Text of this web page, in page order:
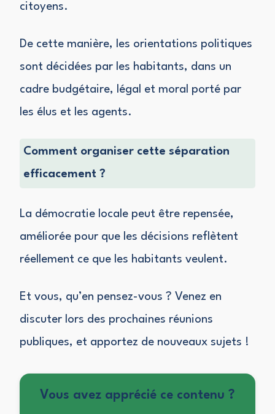
citoyens.
De cette manière, les orientations politiques
sont décidées par les habitants, dans un
cadre budgétaire, légal et moral porté par
les élus et les agents.
Comment organiser cette séparation
efficacement ?
La démocratie locale peut être repensée,
améliorée pour que les décisions reflètent
réellement ce que les habitants veulent.
Et vous, qu’en pensez-vous ? Venez en
discuter lors des prochaines réunions
publiques, et apportez de nouveaux sujets !
Vous avez apprécié ce contenu ?